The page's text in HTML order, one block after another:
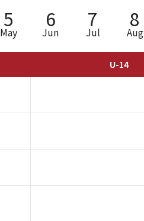
5
May
6
Jun
7
Jul
8
Aug
U-14